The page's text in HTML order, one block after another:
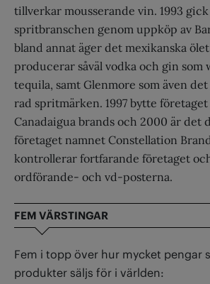
tillverkar mousserande vin. 1993
spritbranschen genom uppköp av
bland annat äger det mexikanska
producerar såväl vodka och gin som
tequila, samt Glenmore som även
rad spritmärken. 1997 bytte
Canadaigua brands och 2000 är det
företaget namnet Constellation
kontrollerar fortfarande företaget
ordförande- och vd-posterna.
FEM VÄRSTINGAR
Fem i topp över hur mycket pengar
produkter säljs för i världen: